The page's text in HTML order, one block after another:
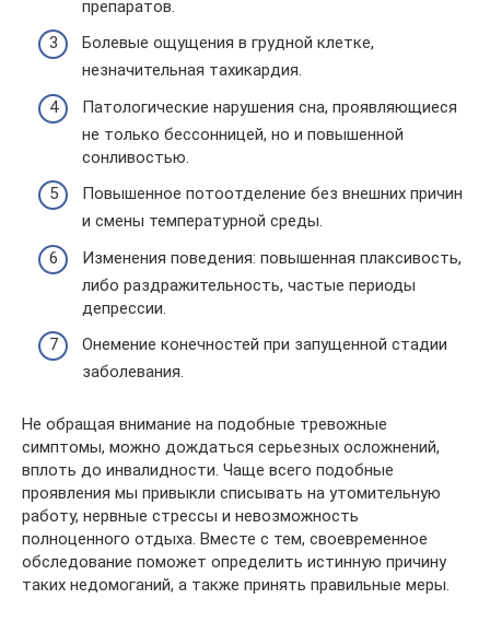
препаратов.
Болевые ощущения в грудной клетке,
незначительная тахикардия.
Патологические нарушения сна, проявляющиеся
не только бессонницей, но и повышенной
сонливостью.
Повышенное потоотделение без внешних причин
и смены температурной среды.
Изменения поведения: повышенная плаксивость,
либо раздражительность, частые периоды
депрессии.
Онемение конечностей при запущенной стадии
заболевания.
Не обращая внимание на подобные тревожные
симптомы, можно дождаться серьезных осложнений,
вплоть до инвалидности. Чаще всего подобные
проявления мы привыкли списывать на утомительную
работу, нервные стрессы и невозможность
полноценного отдыха. Вместе с тем, своевременное
обследование поможет определить истинную причину
таких недомоганий, а также принять правильные меры.